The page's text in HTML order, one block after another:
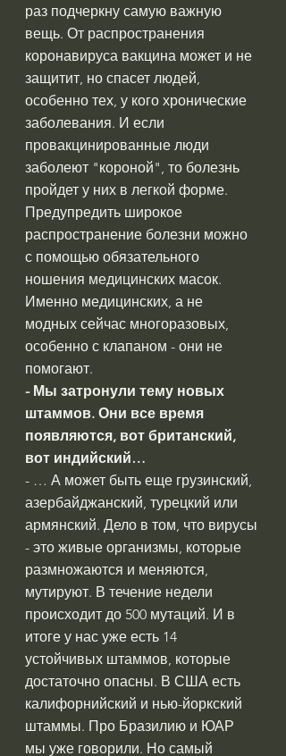
раз подчеркну самую важную
вещь. От распространения
коронавируса вакцина может и не
защитит, но спасет людей,
особенно тех, у кого хронические
заболевания. И если
провакцинированные люди
заболеют "короной", то болезнь
пройдет у них в легкой форме.
Предупредить широкое
распространение болезни можно
с помощью обязательного
ношения медицинских масок.
Именно медицинских, а не
модных сейчас многоразовых,
особенно с клапаном - они не
помогают.
- Мы затронули тему новых
штаммов. Они все время
появляются, вот британский,
вот индийский…
- … А может быть еще грузинский,
азербайджанский, турецкий или
армянский. Дело в том, что вирусы
- это живые организмы, которые
размножаются и меняются,
мутируют. В течение недели
происходит до 500 мутаций. И в
итоге у нас уже есть 14
устойчивых штаммов, которые
достаточно опасны. В США есть
калифорнийский и нью-йоркский
штаммы. Про Бразилию и ЮАР
мы уже говорили. Но самый